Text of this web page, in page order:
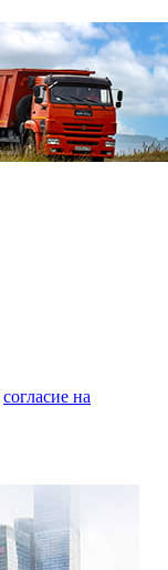
согласие на